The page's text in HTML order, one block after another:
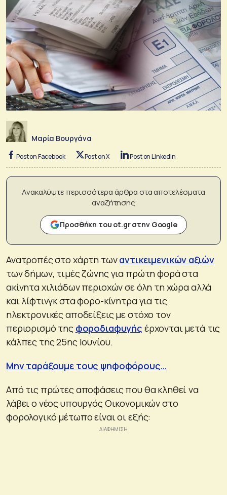
Μαρία Βουργάνα
Post on Facebook Post on X Post on LinkedIn
Ανακαλύψτε περισσότερα άρθρα στα αποτελέσματα
αναζήτησης
Προσθήκη του ot.gr στην Google
Ανατροπές στο χάρτη τωναντικειμενικών αξιών
των δήμων, τιμές ζώνης για πρώτη φορά στα
ακίνητα χιλιάδων περιοχών σε όλη τη χώρα αλλά
και λίφτινγκ στα φορο-κίνητρα για τις
ηλεκτρονικές αποδείξεις με στόχο τον
περιορισμό της φοροδιαφυγής έρχονται μετά τις
κάλπες της 25ης Ιουνίου.
Μην ταράξουμε τους ψηφοφόρους…
Από τις πρώτες αποφάσεις που θα κληθεί να
λάβει ο νέος υπουργός Οικονομικών στο
φορολογικό μέτωπο είναι οι εξής: